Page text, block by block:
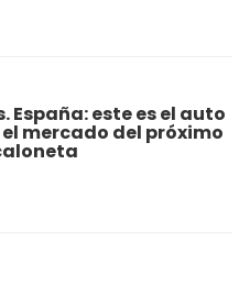
España: este es el auto
mercado del próximo